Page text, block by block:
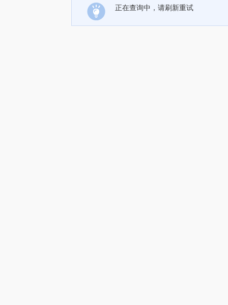
正在查询中，请刷新重试